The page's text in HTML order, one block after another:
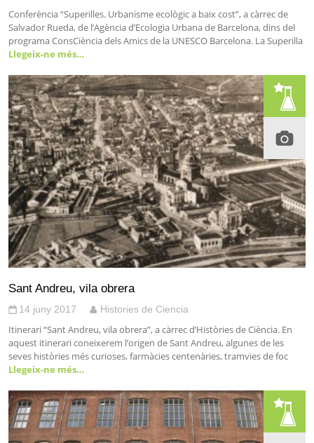
Conferència “Superilles. Urbanisme ecològic a baix cost”, a càrrec de
Salvador Rueda, de l’Agència d’Ecologia Urbana de Barcelona, dins del
programa ConsCiència dels Amics de la UNESCO Barcelona. La Superilla
Llegeix-ne més…
Sant Andreu, vila obrera
14 juny 2017 Histories de Ciencia
Itinerari “Sant Andreu, vila obrera”, a càrrec d’Històries de Ciència. En
aquest itinerari coneixerem l’origen de Sant Andreu, algunes de les
seves històries més curioses, farmàcies centenàries, tramvies de foc
Llegeix-ne més…